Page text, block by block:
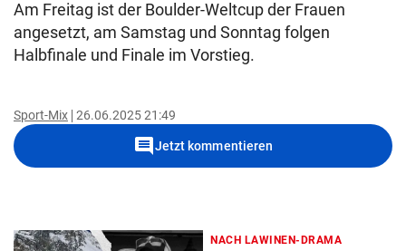
Am Freitag ist der Boulder-Weltcup der Frauen
angesetzt, am Samstag und Sonntag folgen
Halbfinale und Finale im Vorstieg.
Sport-Mix 26.06.2025 21:49
commentJetzt kommentieren
NACH LAWINEN-DRAMA